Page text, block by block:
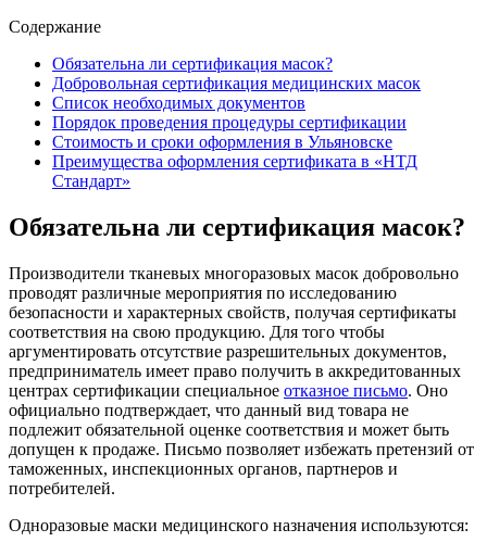
Содержание
Обязательна ли сертификация масок?
Добровольная сертификация медицинских масок
Список необходимых документов
Порядок проведения процедуры сертификации
Стоимость и сроки оформления в Ульяновске
Преимущества оформления сертификата в «НТД
Стандарт»
Обязательна ли сертификация масок?
Производители тканевых многоразовых масок добровольно
проводят различные мероприятия по исследованию
безопасности и характерных свойств, получая сертификаты
соответствия на свою продукцию. Для того чтобы
аргументировать отсутствие разрешительных документов,
предприниматель имеет право получить в аккредитованных
центрах сертификации специальное отказное письмо. Оно
официально подтверждает, что данный вид товара не
подлежит обязательной оценке соответствия и может быть
допущен к продаже. Письмо позволяет избежать претензий от
таможенных, инспекционных органов, партнеров и
потребителей.
Одноразовые маски медицинского назначения используются: